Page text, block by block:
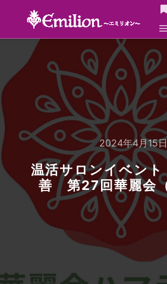
2024年4月15日
温活サロンイベン
善 第27回華麗会（